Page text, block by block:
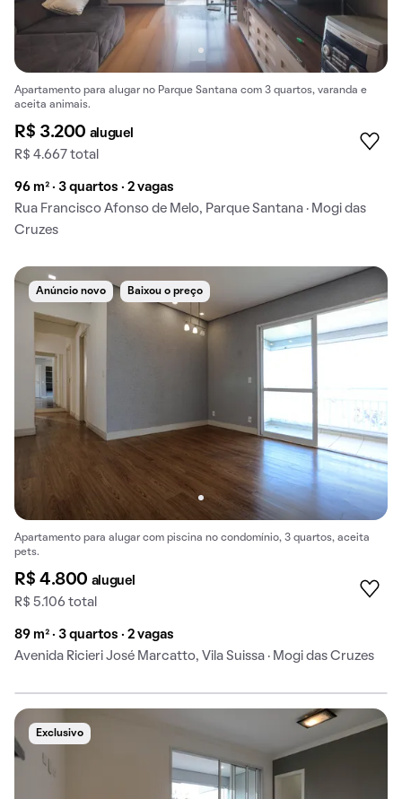
Apartamento para alugar no Parque Santana com 3 quartos, varanda e
aceita animais.
R$ 3.200 aluguel
R$ 4.667 total
96 m² · 3 quartos · 2 vagas
Rua Francisco Afonso de Melo, Parque Santana · Mogi das
Cruzes
Anúncio novo Baixou o preço
Apartamento para alugar com piscina no condomínio, 3 quartos, aceita
pets.
R$ 4.800 aluguel
R$ 5.106 total
89 m² · 3 quartos · 2 vagas
Avenida Ricieri José Marcatto, Vila Suissa · Mogi das Cruzes
Exclusivo